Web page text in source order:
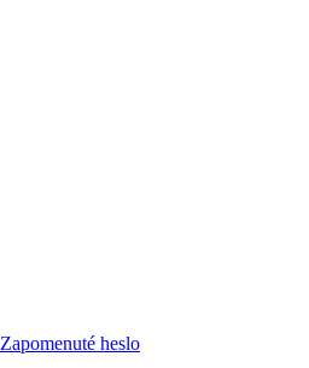
Zapomenuté heslo